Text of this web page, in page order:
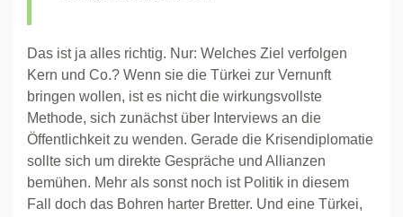
Das ist ja alles richtig. Nur: Welches Ziel verfolgen
Kern und Co.? Wenn sie die Türkei zur Vernunft
bringen wollen, ist es nicht die wirkungsvollste
Methode, sich zunächst über Interviews an die
Öffentlichkeit zu wenden. Gerade die Krisendiplomatie
sollte sich um direkte Gespräche und Allianzen
bemühen. Mehr als sonst noch ist Politik in diesem
Fall doch das Bohren harter Bretter. Und eine Türkei,